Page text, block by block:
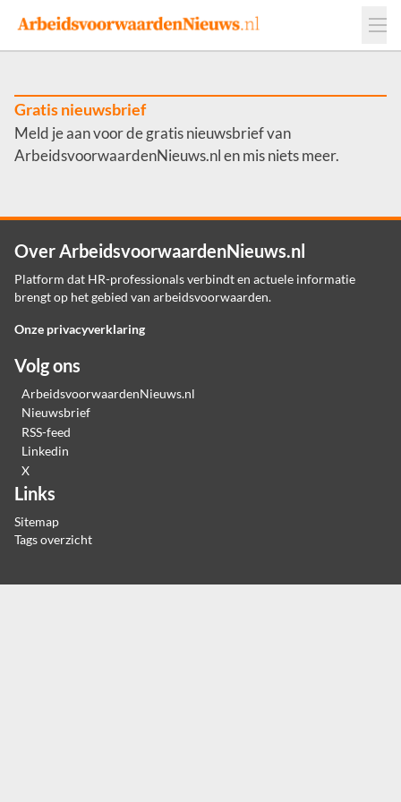
Events
Adverteren
Werkgevers
Contact
Gratis nieuwsbrief
Meld je aan voor de gratis nieuwsbrief van
ArbeidsvoorwaardenNieuws.nl en mis niets meer.
Over ArbeidsvoorwaardenNieuws.nl
Platform dat HR-professionals verbindt en actuele informatie
brengt op het gebied van arbeidsvoorwaarden.
Onze privacyverklaring
Volg ons
ArbeidsvoorwaardenNieuws.nl
Nieuwsbrief
RSS-feed
Linkedin
X
Links
Sitemap
Tags overzicht